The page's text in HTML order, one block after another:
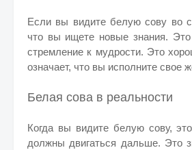
Если вы видите белую сову во
что вы ищете новые знания.
стремление к мудрости. Это
означает, что вы исполните свое
Белая сова в реальности
Когда вы видите белую сову,
должны двигаться дальше. Это